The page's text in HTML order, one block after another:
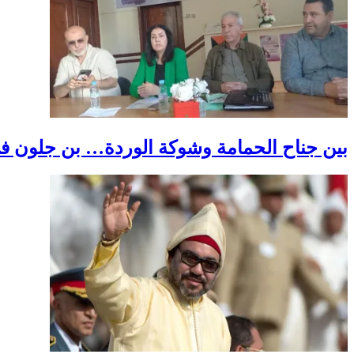
بين جناح الحمامة وشوكة الوردة… بن جلون